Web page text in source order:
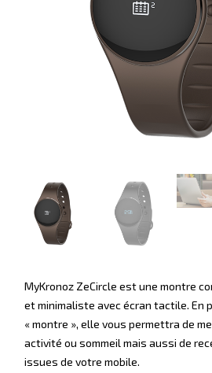
MyKronoz ZeCircle est une montre
et minimaliste avec écran tactile. En
« montre », elle vous permettra de
activité ou sommeil mais aussi de
issues de votre mobile.